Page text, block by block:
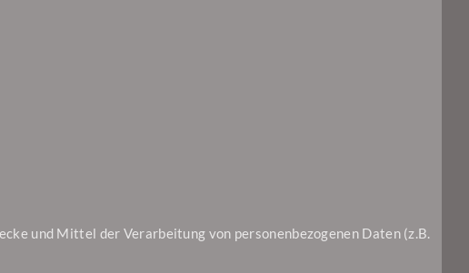
und Mittel der Verarbeitung von personenbezogenen Daten (z.B.